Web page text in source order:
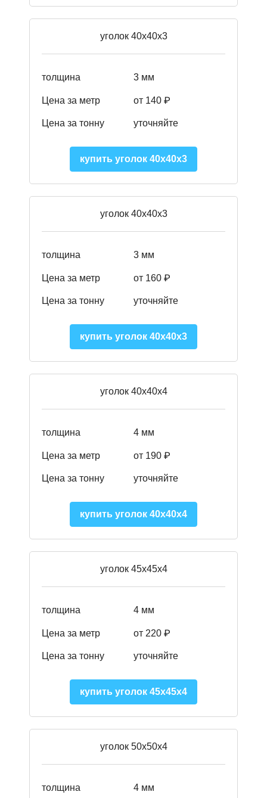
уголок 40х40х3
толщина 3 мм
Цена за метр от 140 ₽
Цена за тонну уточняйте
купить уголок 40х40х3
уголок 40х40х3
толщина 3 мм
Цена за метр от 160 ₽
Цена за тонну уточняйте
купить уголок 40х40х3
уголок 40х40х4
толщина 4 мм
Цена за метр от 190 ₽
Цена за тонну уточняйте
купить уголок 40х40х4
уголок 45х45х4
толщина 4 мм
Цена за метр от 220 ₽
Цена за тонну уточняйте
купить уголок 45х45х4
уголок 50х50х4
толщина 4 мм